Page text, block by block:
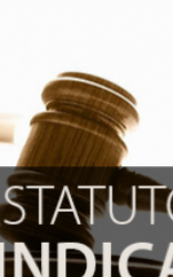
Estatutos Sindicales
VER MÁS